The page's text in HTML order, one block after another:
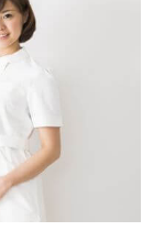
る』『雰囲気
て働きたい』
ンサルタント
お願いしま
ート求人探
来的に検討の
問い合わせ/ご